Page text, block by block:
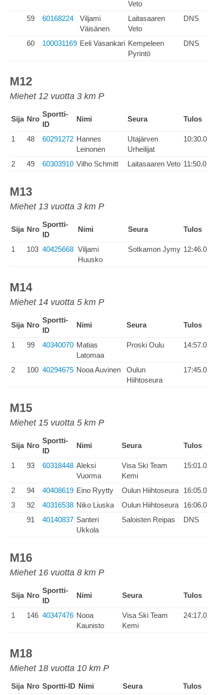
Veto
59
60168224
Viljami
Väisänen
Laitasaaren
Veto
DNS
60 100031169 Eeli Vasankari Kempeleen
Pyrintö
DNS
M12
Miehet 12 vuotta 3 km P
Sija Nro
Sportti-
ID
Nimi Seura Tulos
1 48 60291272 Hannes
Leinonen
Utajärven
Urheilijat
10:30.0
2 49 60303910 Vilho Schmitt Laitasaaren Veto 11:50.0
M13
Miehet 13 vuotta 3 km P
Sija Nro
Sportti-
ID
Nimi Seura Tulos
1 103 40425668 Viljami
Huusko
Sotkamon Jymy 12:46.0
M14
Miehet 14 vuotta 5 km P
Sija Nro
Sportti-
ID
Nimi Seura Tulos
1 99 40340070 Matias
Latomaa
Proski Oulu 14:57.0
2 100 40294675 Nooa Auvinen
Oulun
Hiihtoseura
17:45.0
M15
Miehet 15 vuotta 5 km P
Sija Nro
Sportti-
ID
Nimi Seura Tulos
1 93 60318448 Aleksi
Vuorma
Visa Ski Team
Kemi
15:01.0
2 94 40408619 Eino Ryytty Oulun Hiihtoseura
16:05.0
3
92 40316538 Niko Liuska Oulun Hiihtoseura
16:06.0
91
40140837 Santeri
Ukkola
Saloisten Reipas DNS
M16
Miehet 16 vuotta 8 km P
Sija Nro
Sportti-
ID
Nimi Seura Tulos
1 146 40347476 Nooa
Kaunisto
Visa Ski Team
Kemi
24:17.0
M18
Miehet 18 vuotta 10 km P
Sija Nro Sportti-ID Nimi Seura
Tulos